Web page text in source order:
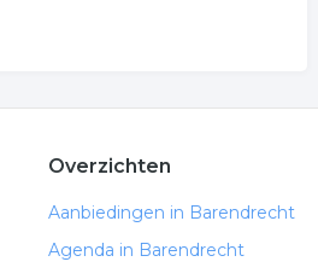
Overzichten
Aanbiedingen in Barendrecht
Agenda in Barendrecht